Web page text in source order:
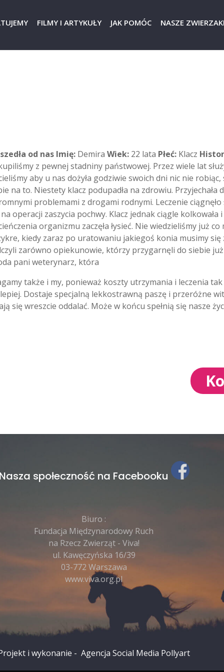
FILMY I ARTYKUŁY JAK POMÓC NASZE
od nas Imię: DemiraWiek: 22 lata Płeć: Klacz
z pewnej stadniny państwowej. Przez wiele lat
aby u nas dożyła godziwie swoich dni nic nie robiąc,
na to. Niestety klacz podupadła na zdrowiu. Przyjechała
problemami z drogami rodnymi. Leczenie ciągnęło
operacji zaszycia pochwy. Klacz jednak ciągle kolkowała
organizmu zaczęła łysieć. Nie wiedzieliśmy już
kiedy zaraz po uratowaniu jakiegoś konia musimy
zarówno opiekunowie, którzy przygarnęli do siebie
pani weterynarz, która
także i my, ponieważ koszty utrzymania i leczenia
Dostaje specjalną lekkostrawną paszę i przeróżne
się wreszcie oddalać. Może w końcu spełnią się nasze
Nasza społeczność na Facebooku
Biuro :
Fundacja Międzynarodowy Ruch
na Rzecz Zwierząt - Viva!
ul. Kawęczyńska 16/39
03-772 Warszawa
www.viva.org.pl
i wykonanie - Agencja Social Media Pollyart